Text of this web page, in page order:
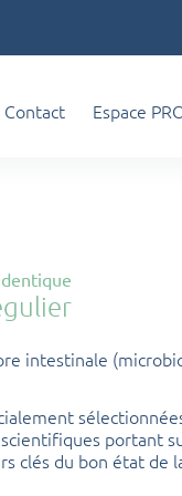
Contact Espace
intestinale
scientifiques portant
clés du bon état de